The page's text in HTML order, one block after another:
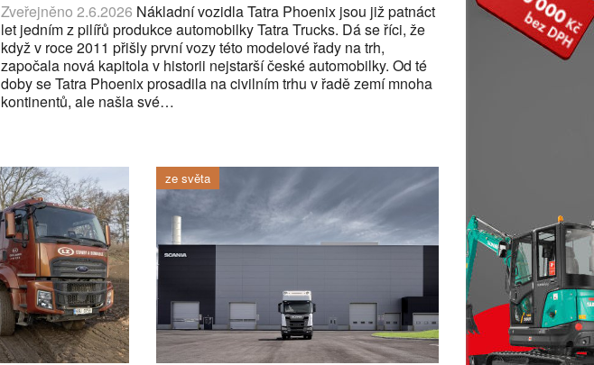
Zveřejněno 2.6.2026 Nákladní vozidla Tatra Phoenix jsou již patnáct
let jedním z pilířů produkce automobilky Tatra Trucks. Dá se říci, že
když v roce 2011 přišly první vozy této modelové řady na trh,
započala nová kapitola v historii nejstarší české automobilky. Od té
doby se Tatra Phoenix prosadila na civilním trhu v řadě zemí mnoha
kontinentů, ale našla své…
ze světa